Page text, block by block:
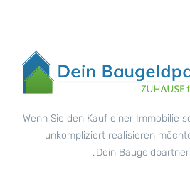
Wenn Sie den Kauf einer Immobilie
unkompliziert realisieren
„Dein